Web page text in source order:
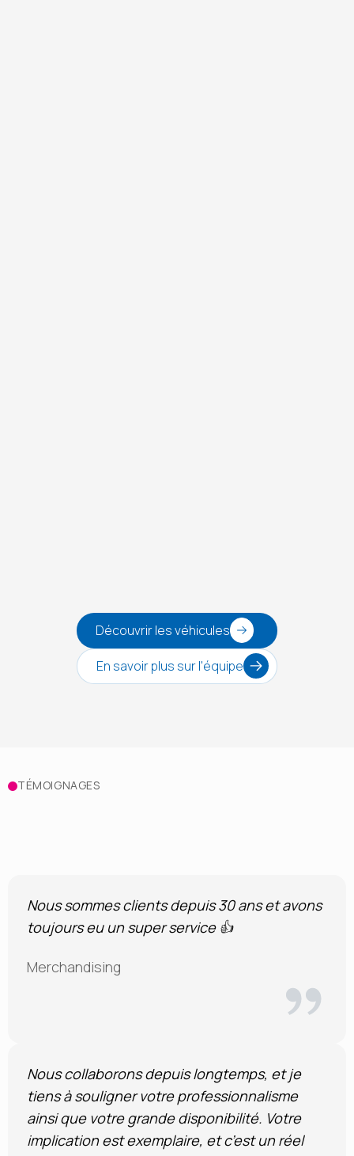
Découvrir les véhicules
En savoir plus sur l'équipe
TÉMOIGNAGES
Nous sommes clients depuis 30 ans et avons
toujours eu un super service 👍
Merchandising
Nous collaborons depuis longtemps, et je
tiens à souligner votre professionnalisme
ainsi que votre grande disponibilité. Votre
implication est exemplaire, et c’est un réel